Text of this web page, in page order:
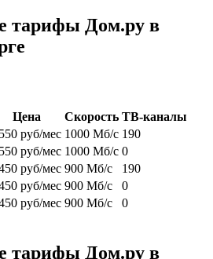
тарифы Дом.ру в
Цена Скорость ТВ-каналы
руб/мес 1000 Мб/с 190
руб/мес 1000 Мб/с 0
руб/мес 900 Мб/с
190
руб/мес 900 Мб/с
0
руб/мес 900 Мб/с
0
тарифы Дом.ру в